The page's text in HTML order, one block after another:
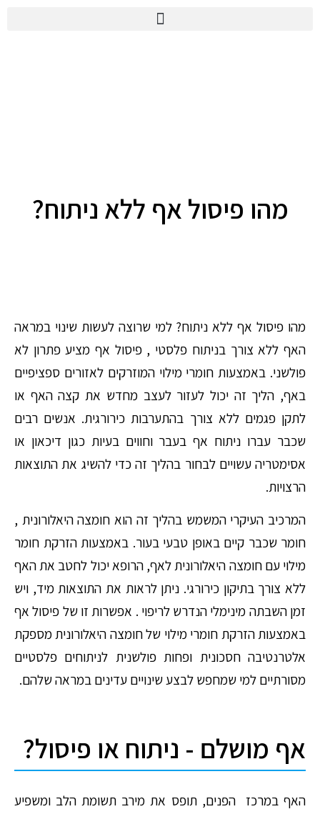
מהו פיסול אף ללא ניתוח?
מהו פיסול אף ללא ניתוח? למי שרוצה לעשות שינוי במראה
האף ללא צורך בניתוח פלסטי , פיסול אף מציע פתרון לא
פולשני. באמצעות חומרי מילוי המוזרקים לאזורים ספציפיים
באף, הליך זה יכול לעזור לעצב מחדש את קצה האף או
לתקן פגמים ללא צורך בהתערבות כירורגית. אנשים רבים
שכבר עברו ניתוח אף בעבר וחווים בעיות כגון דיכאון או
אסימטריה עשויים לבחור בהליך זה כדי להשיג את התוצאות
הרצויות.
המרכיב העיקרי המשמש בהליך זה הוא חומצה היאלורונית ,
חומר שכבר קיים באופן טבעי בעור. באמצעות הזרקת חומר
מילוי עם חומצה היאלורונית לאף, הרופא יכול לחטב את האף
ללא צורך בתיקון כירורגי. ניתן לראות את התוצאות מיד, ויש
זמן השבתה מינימלי הנדרש לריפוי . אפשרות זו של פיסול אף
באמצעות הזרקת חומרי מילוי של חומצה היאלורונית מספקת
אלטרנטיבה חסכונית ופחות פולשנית לניתוחים פלסטיים
מסורתיים למי שמחפש לבצע שינויים עדינים במראה שלהם.
אף מושלם - ניתוח או פיסול?
האף במרכז הפנים, תופס את מירב תשומת הלב ומשפיע